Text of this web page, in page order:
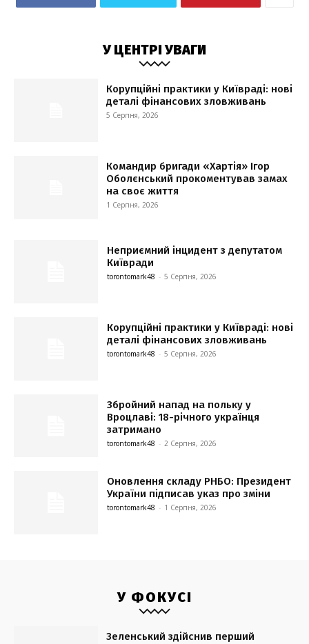
У ЦЕНТРІ УВАГИ
Корупційні практики у Київраді: нові
деталі фінансових зловживань
5 Серпня, 2026
Командир бригади «Хартія» Ігор
Оболєнський прокоментував замах
на своє життя
1 Серпня, 2026
Неприємний інцидент з депутатом
Київради
torontomark48 - 5 Серпня, 2026
Корупційні практики у Київраді: нові
деталі фінансових зловживань
torontomark48 - 5 Серпня, 2026
Збройний напад на польку у
Вроцлаві: 18-річного українця
затримано
torontomark48 - 2 Серпня, 2026
Оновлення складу РНБО: Президент
України підписав указ про зміни
torontomark48 - 1 Серпня, 2026
У ФОКУСІ
Зеленський здійснив перший